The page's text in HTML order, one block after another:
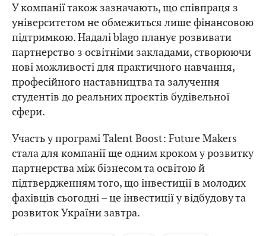
У компанії також зазначають, що співпраця з
університетом не обмежиться лише фінансовою
підтримкою. Надалі blago планує розвивати
партнерство з освітніми закладами, створюючи
нові можливості для практичного навчання,
професійного наставництва та залучення
студентів до реальних проєктів будівельної
сфери.
Участь у програмі Talent Boost: Future Makers
стала для компанії ще одним кроком у розвитку
партнерства між бізнесом та освітою й
підтвердженням того, що інвестиції в молодих
фахівців сьогодні – це інвестиції у відбудову та
розвиток України завтра.